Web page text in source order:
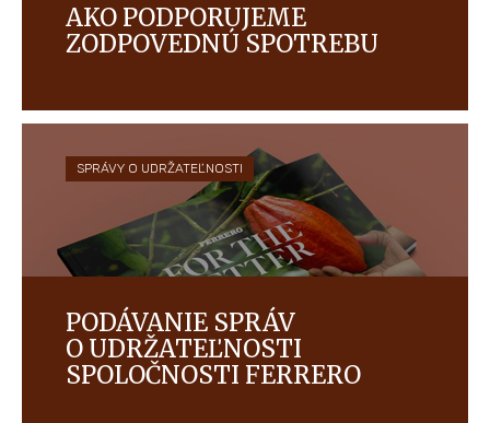
AKO PODPORUJEME
ZODPOVEDNÚ SPOTREBU
výrobkov, ktoré kupujú a konzumujú.
SPRÁVY O UDRŽATEĽNOSTI
PODÁVANIE SPRÁV
O UDRŽATEĽNOSTI
SPOLOČNOSTI FERRERO